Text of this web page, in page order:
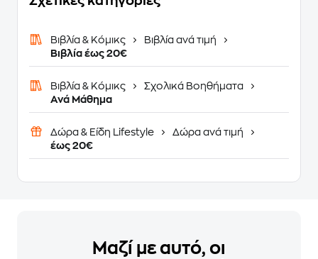
Βιβλία & Κόμικς
Βιβλία ανά τιμή
Βιβλία έως 20€
Βιβλία & Κόμικς
Σχολικά Βοηθήματα
Ανά Μάθημα
Δώρα & Είδη Lifestyle
Δώρα ανά τιμή
έως 20€
Μαζί με αυτό, οι